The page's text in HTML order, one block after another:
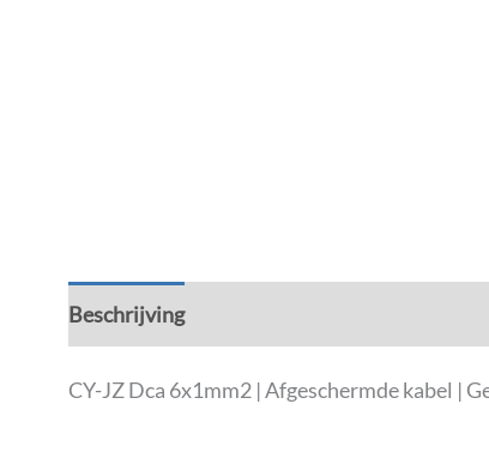
Beschrijving
CY-JZ Dca 6x1mm2 | Afgeschermde kabel |